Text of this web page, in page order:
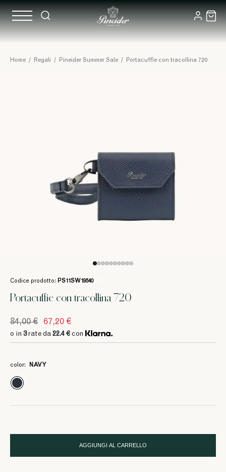
Home / Regali / Pineider Summer Sale / Portacuffie con tracollina 720
Codice prodotto: PS11SW19540
Portacuffie con tracollina 720
3 22.4 €
3 22.4 €
3 22.4 €
84,00 € 67,20 €
o in 3rate da 22.4 € con
color: NAVY
AGGIUNGI AL CARRELLO